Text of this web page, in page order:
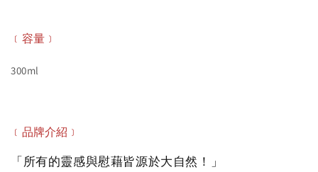
﹝容量﹞
300ml
﹝品牌介紹﹞
「所有的靈感與慰藉皆源於大自然！」